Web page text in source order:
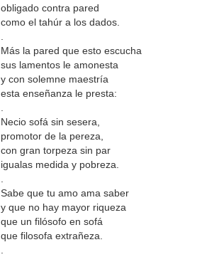
obligado contra pared
como el tahúr a los dados.
Más la pared que esto escucha
sus lamentos le amonesta
y con solemne maestría
esta enseñanza le presta:
Necio sofá sin sesera,
promotor de la pereza,
con gran torpeza sin par
igualas medida y pobreza.
Sabe que tu amo ama saber
y que no hay mayor riqueza
que un filósofo en sofá
que filosofa extrañeza.